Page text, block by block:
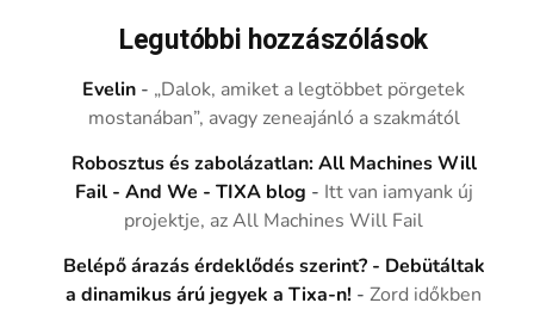
Legutóbbi hozzászólások
Evelin - „Dalok, amiket a legtöbbet pörgetek
mostanában”, avagy zeneajánló a szakmától
Robosztus és zabolázatlan: All Machines Will
Fail - And We - TIXA blog - Itt van iamyank új
projektje, az All Machines Will Fail
Belépő árazás érdeklődés szerint? - Debütáltak
a dinamikus árú jegyek a Tixa-n! -Zord időkben